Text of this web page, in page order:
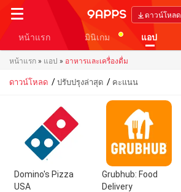
ดาวน์โหลด
หน้าแรก มินิเกม แอป
หน้าแรก » แอป » อาหารและเครื่องดื่ม
ดาวน์โหลด / ปรับปรุงล่าสุด / คะแนน
Domino's Pizza
USA
Grubhub: Food
Delivery